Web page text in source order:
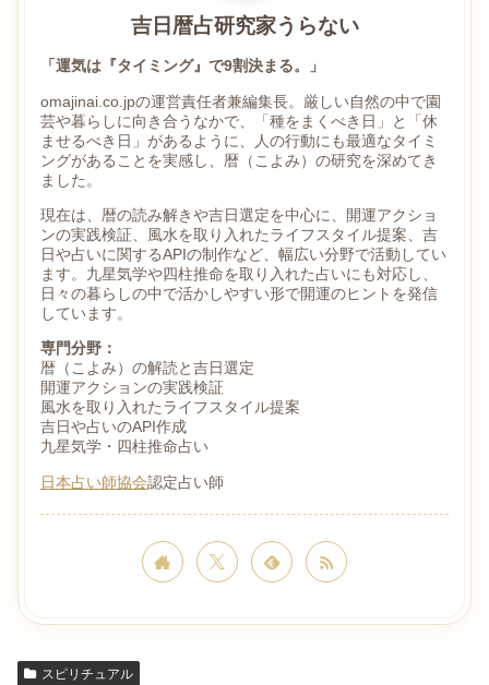
吉日暦占研究家うらない
「運気は『タイミング』で9割決まる。」
omajinai.co.jpの運営責任者兼編集長。厳しい自然の中で園
芸や暮らしに向き合うなかで、「種をまくべき日」と「休
ませるべき日」があるように、人の行動にも最適なタイミ
ングがあることを実感し、暦（こよみ）の研究を深めてき
ました。
現在は、暦の読み解きや吉日選定を中心に、開運アクショ
ンの実践検証、風水を取り入れたライフスタイル提案、吉
日や占いに関するAPIの制作など、幅広い分野で活動してい
ます。九星気学や四柱推命を取り入れた占いにも対応し、
日々の暮らしの中で活かしやすい形で開運のヒントを発信
しています。
専門分野：
暦（こよみ）の解読と吉日選定
開運アクションの実践検証
風水を取り入れたライフスタイル提案
吉日や占いのAPI作成
九星気学・四柱推命占い
日本占い師協会認定占い師
スピリチュアル